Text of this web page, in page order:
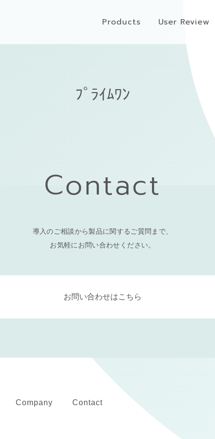
Products User Review
ﾌﾟﾗｲﾑﾜﾝ
Contact
導入のご相談から製品に関するご質問まで、
お気軽にお問い合わせください。
お問い合わせはこちら
Company Contact